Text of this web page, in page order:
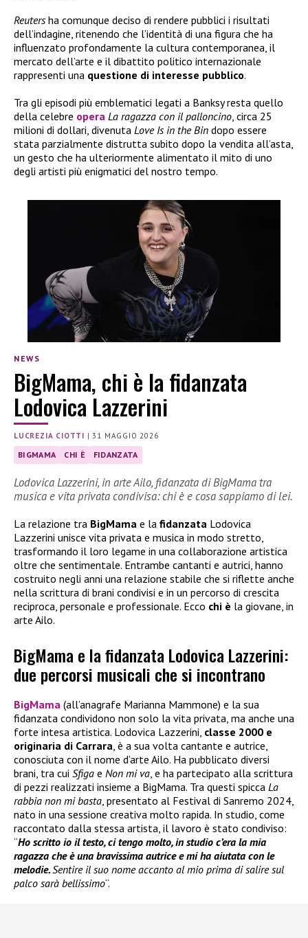
Reutersha comunque deciso di rendere pubblici i risultati
dell’indagine, ritenendo che l’identità di una figura che ha
influenzato profondamente la cultura contemporanea, il
mercato dell’arte e il dibattito politico internazionale
rappresenti una questione di interesse pubblico.
Tra gli episodi più emblematici legati a Banksy resta quello
della celebre opera La ragazza con il palloncino , circa 25
milioni di dollari, divenuta Love Is in the Bin dopo essere
stata parzialmente distrutta subito dopo la vendita all’asta,
un gesto che ha ulteriormente alimentato il mito di uno
degli artisti più enigmatici del nostro tempo.
NEWS
BigMama, chi è la fidanzata
Lodovica Lazzerini
LUCREZIA CIOTTI |31 MAGGIO 2026
BIGMAMA CHI È FIDANZATA
Lodovica Lazzerini, in arte Ailo, fidanzata di BigMama tra
musica e vita privata condivisa: chi è e cosa sappiamo di lei.
La relazione tra BigMama e la fidanzata Lodovica
Lazzerini unisce vita privata e musica in modo stretto,
trasformando il loro legame in una collaborazione artistica
oltre che sentimentale. Entrambe cantanti e autrici, hanno
costruito negli anni una relazione stabile che si riflette anche
nella scrittura di brani condivisi e in un percorso di crescita
reciproca, personale e professionale. Ecco chi è la giovane, in
arte Ailo.
BigMama e la fidanzata Lodovica Lazzerini:
due percorsi musicali che si incontrano
BigMama (all’anagrafe Marianna Mammone) e la sua
fidanzata condividono non solo la vita privata, ma anche una
forte intesa artistica. Lodovica Lazzerini, classe 2000 e
originaria di Carrara , è a sua volta cantante e autrice,
conosciuta con il nome d’arte Ailo. Ha pubblicato diversi
brani, tra cui Sfiga e Non mi va , e ha partecipato alla scrittura
di pezzi realizzati insieme a BigMama. Tra questi spicca La
rabbia non mi basta , presentato al Festival di Sanremo 2024,
nato in una sessione creativa molto rapida. In studio, come
raccontato dalla stessa artista, il lavoro è stato condiviso:
“Ho scritto io il testo, ci tengo molto, in studio c’era la mia
ragazza che è una bravissima autrice e mi ha aiutata con le
melodie.Sentire il suo nome accanto al mio prima di salire sul
palco sarà bellissimo“.